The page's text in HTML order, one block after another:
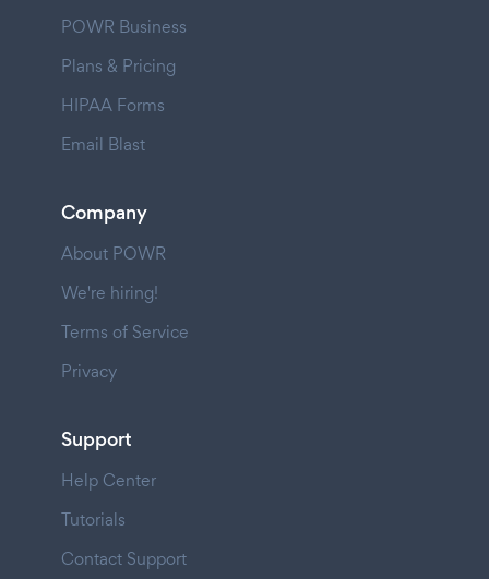
POWR Business
Plans & Pricing
HIPAA Forms
Email Blast
Company
About POWR
We're hiring!
Terms of Service
Privacy
Support
Help Center
Tutorials
Contact Support